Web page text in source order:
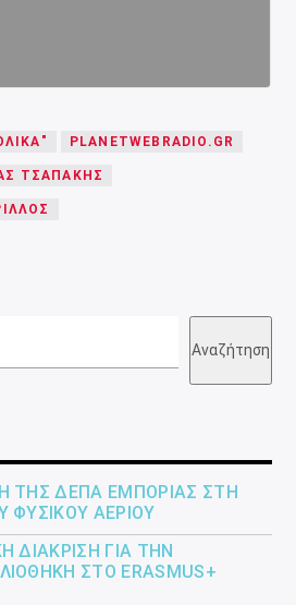
PLANETWEBRADIO.GR
ΤΣΑΠΆΚΗΣ
Αναζήτηση
ΤΗΣ ΔΕΠΑ ΕΜΠΟΡΊΑΣ ΣΤΗ
ΦΥΣΙΚΟΎ ΑΕΡΊΟΥ
ΔΙΆΚΡΙΣΗ ΓΙΑ ΤΗΝ
ΣΤΟ ERASMUS+